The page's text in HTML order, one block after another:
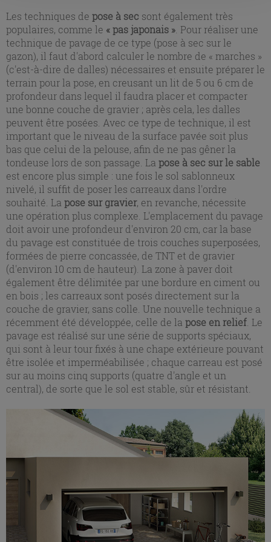
l'installation des cookies techniques uniquement.
Les techniques de pose à sec sont également très
populaires, comme le « pas japonais » . Pour réaliser une
technique de pavage de ce type (pose à sec sur le
gazon), il faut d'abord calculer le nombre de « marches »
(c'est-à-dire de dalles) nécessaires et ensuite préparer le
terrain pour la pose, en creusant un lit de 5 ou 6 cm de
profondeur dans lequel il faudra placer et compacter
une bonne couche de gravier ; après cela, les dalles
peuvent être posées. Avec ce type de technique, il est
important que le niveau de la surface pavée soit plus
bas que celui de la pelouse, afin de ne pas gêner la
tondeuse lors de son passage. La pose à sec sur le sable
est encore plus simple : une fois le sol sablonneux
nivelé, il suffit de poser les carreaux dans l'ordre
souhaité. La pose sur gravier, en revanche, nécessite
une opération plus complexe. L'emplacement du pavage
doit avoir une profondeur d'environ 20 cm, car la base
du pavage est constituée de trois couches superposées,
formées de pierre concassée, de TNT et de gravier
(d'environ 10 cm de hauteur). La zone à paver doit
également être délimitée par une bordure en ciment ou
en bois ; les carreaux sont posés directement sur la
couche de gravier, sans colle. Une nouvelle technique a
récemment été développée, celle de la pose en relief . Le
pavage est réalisé sur une série de supports spéciaux,
qui sont à leur tour fixés à une chape extérieure pouvant
être isolée et imperméabilisée ; chaque carreau est posé
sur au moins cinq supports (quatre d'angle et un
central), de sorte que le sol est stable, sûr et résistant.